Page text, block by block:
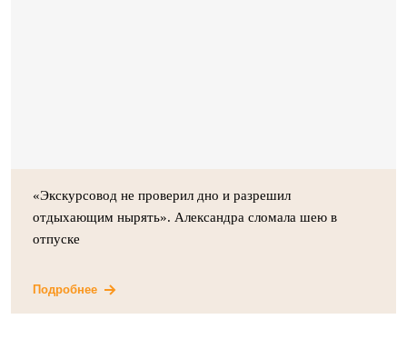
«Экскурсовод не проверил дно и разрешил
отдыхающим нырять». Александра сломала шею в
отпуске
Подробнее